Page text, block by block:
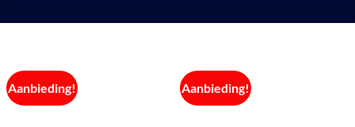
Aanbieding! Aanbieding!